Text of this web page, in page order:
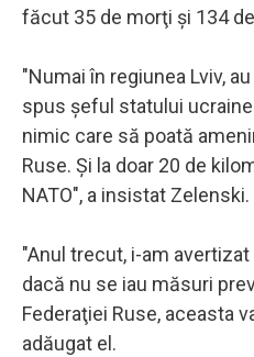
făcut 35 de morţi şi 134
"Numai în regiunea Lviv,
spus şeful statului
nimic care să poată
Ruse. Şi la doar 20 de
NATO", a insistat Zelenski.
"Anul trecut, i-am
dacă nu se iau măsuri
Federaţiei Ruse, aceasta
adăugat el.